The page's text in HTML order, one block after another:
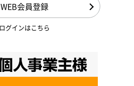
WEB会員登録
ログインはこちら